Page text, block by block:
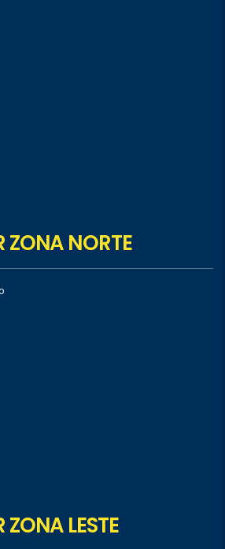
ZONA NORTE
LESTE